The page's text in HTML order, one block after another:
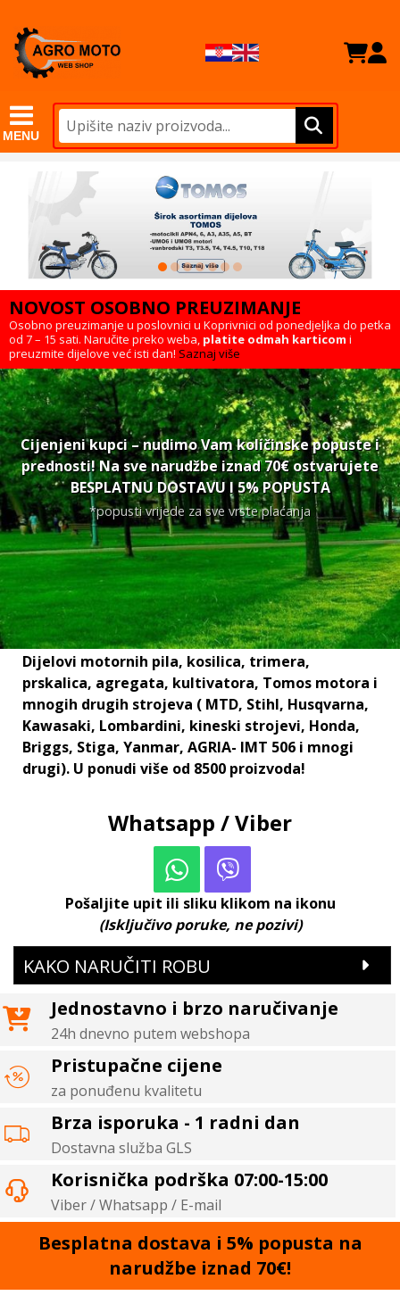
MENU
NOVOST OSOBNO PREUZIMANJE
Osobno preuzimanje u poslovnici u Koprivnici od ponedjeljka do petka
od 7 – 15 sati. Naručite preko weba, platite odmah karticom i
preuzmite dijelove već isti dan! Saznaj više
Cijenjeni kupci – nudimo Vam količinske popuste i
prednosti! Na sve narudžbe iznad 70€ ostvarujete
BESPLATNU DOSTAVU I 5% POPUSTA
*popusti vrijede za sve vrste plaćanja
Dijelovi motornih pila, kosilica, trimera,
prskalica, agregata, kultivatora, Tomos motora i
mnogih drugih strojeva ( MTD, Stihl, Husqvarna,
Kawasaki, Lombardini, kineski strojevi, Honda,
Briggs, Stiga, Yanmar, AGRIA- IMT 506 i mnogi
drugi). U ponudi više od 8500 proizvoda!
Whatsapp / Viber
Pošaljite upit ili sliku klikom na ikonu
(Isključivo poruke, ne pozivi)
KAKO NARUČITI ROBU
Jednostavno i brzo naručivanje
24h dnevno putem webshopa
Pristupačne cijene
za ponuđenu kvalitetu
Brza isporuka - 1 radni dan
Dostavna služba GLS
Korisnička podrška 07:00-15:00
Viber / Whatsapp / E-mail
Besplatna dostava i 5% popusta na
narudžbe iznad 70€!